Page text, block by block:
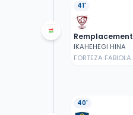
41'
Remplacement
IKAHEHEGI HINA
FORTEZA FABIOLA
40'